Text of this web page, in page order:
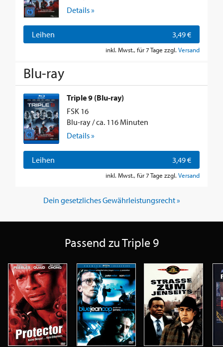
Details »
Leihen 3,49 €
inkl. Mwst., für 7 Tage zzgl. Versand
Blu-ray
Triple 9 (Blu-ray)
FSK 16
Blu-ray / ca. 116 Minuten
Details »
Leihen 3,49 €
inkl. Mwst., für 7 Tage zzgl. Versand
Dein gesetzliches Gewährleistungsrecht »
Passend zu Triple 9